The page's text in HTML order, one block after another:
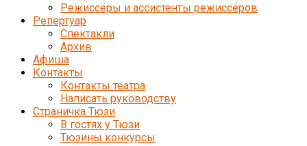
Режиссёры и ассистенты режиссёров
Репертуар
Спектакли
Архив
Афиша
Контакты
Контакты театра
Написать руководству
Страничка Тюзи
В гостях у Тюзи
Тюзины конкурсы